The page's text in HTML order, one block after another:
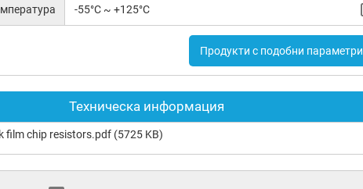
-55°C ~ +125°C
Продукти с подобни параметри
Техническа информация
film chip resistors.pdf (5725 KB)